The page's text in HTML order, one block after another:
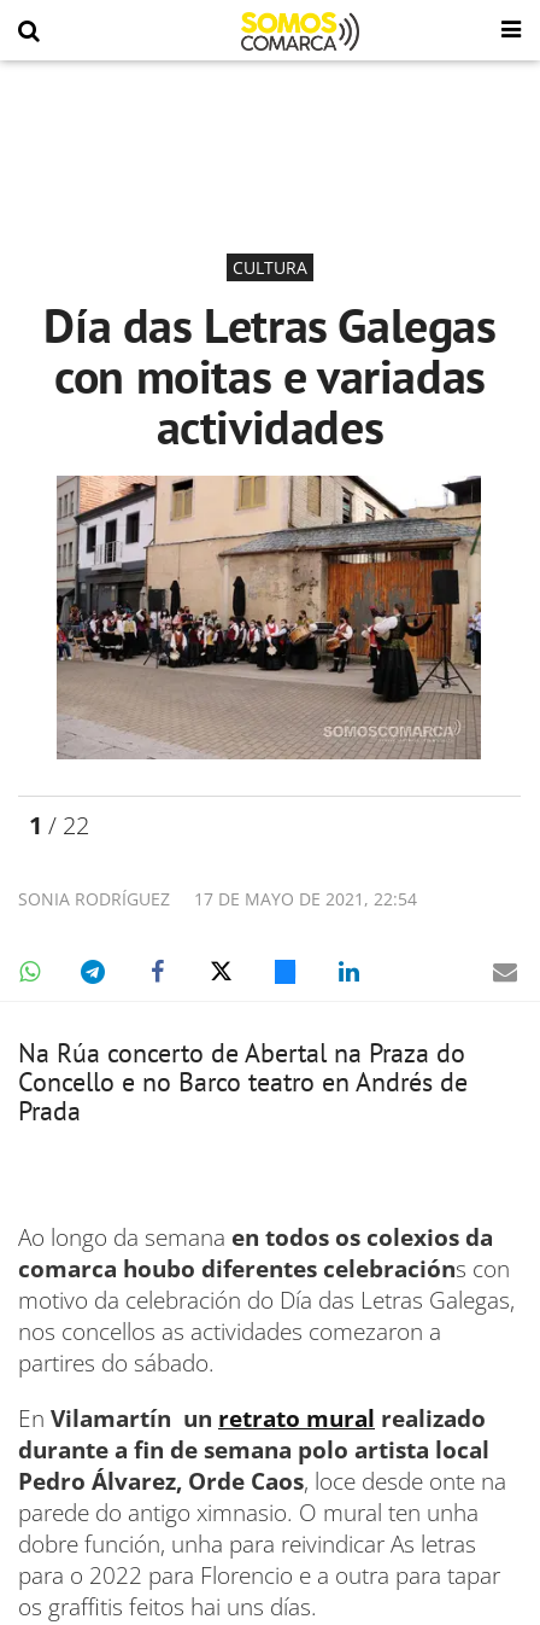
CULTURA
Día das Letras Galegas
con moitas e variadas
actividades
1 / 22
17 DE MAYO DE 2021, 22:54
SONIA RODRÍGUEZ
Na Rúa concerto de Abertal na Praza do
Concello e no Barco teatro en Andrés de
Prada
Ao longo da semana en todos os colexios da
comarca houbo diferentes celebracións con
motivo da celebración do Día das Letras Galegas,
nos concellos as actividades comezaron a
partires do sábado.
En Vilamartín un retrato mural realizado
durante a fin de semana polo artista local
Pedro Álvarez, Orde Caos, loce desde onte na
parede do antigo ximnasio. O mural ten unha
dobre función, unha para reivindicar As letras
para o 2022 para Florencio e a outra para tapar
os graffitis feitos hai uns días.